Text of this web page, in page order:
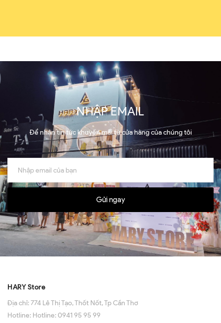
NHẬP EMAIL
Để nhận tin tức khuyến mãi từ cửa hàng của chúng tôi
Gửi ngay
HARY Store
Địa chỉ:774 Lê Thị Tạo, Thốt Nốt, Tp Cần Thơ
Hotline: Hotline: 0941 95 95 99